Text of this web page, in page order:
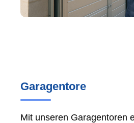
Garagentore
Mit unseren Garagentoren